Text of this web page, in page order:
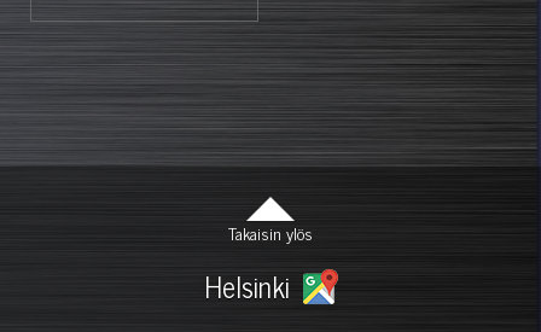
Takaisin ylös
Helsinki